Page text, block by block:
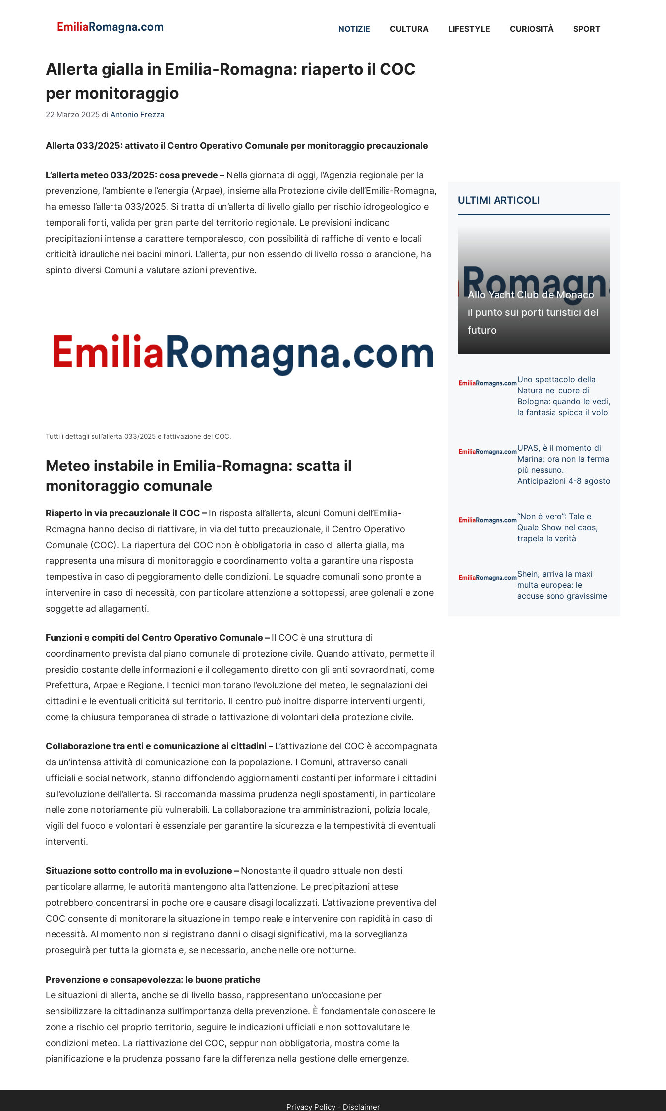
NOTIZIE CULTURA LIFESTYLE CURIOSITÀ SPORT
Allerta gialla in Emilia-Romagna: riaperto il COC
per monitoraggio
22 Marzo 2025 di Antonio Frezza
Allerta 033/2025: attivato il Centro Operativo Comunale per monitoraggio precauzionale
L’allerta meteo 033/2025: cosa prevede – Nella giornata di oggi, l’Agenzia regionale per la
prevenzione, l’ambiente e l’energia (Arpae), insieme alla Protezione civile dell’Emilia-Romagna,
ha emesso l’allerta 033/2025. Si tratta di un’allerta di livello giallo per rischio idrogeologico e
temporali forti, valida per gran parte del territorio regionale. Le previsioni indicano
precipitazioni intense a carattere temporalesco, con possibilità di raffiche di vento e locali
criticità idrauliche nei bacini minori. L’allerta, pur non essendo di livello rosso o arancione, ha
spinto diversi Comuni a valutare azioni preventive.
Tutti i dettagli sull’allerta 033/2025 e l’attivazione del COC.
Meteo instabile in Emilia-Romagna: scatta il
monitoraggio comunale
Riaperto in via precauzionale il COC – In risposta all’allerta, alcuni Comuni dell’Emilia-
Romagna hanno deciso di riattivare, in via del tutto precauzionale, il Centro Operativo
Comunale (COC). La riapertura del COC non è obbligatoria in caso di allerta gialla, ma
rappresenta una misura di monitoraggio e coordinamento volta a garantire una risposta
tempestiva in caso di peggioramento delle condizioni. Le squadre comunali sono pronte a
intervenire in caso di necessità, con particolare attenzione a sottopassi, aree golenali e zone
soggette ad allagamenti.
Funzioni e compiti del Centro Operativo Comunale – Il COC è una struttura di
coordinamento prevista dal piano comunale di protezione civile. Quando attivato, permette il
presidio costante delle informazioni e il collegamento diretto con gli enti sovraordinati, come
Prefettura, Arpae e Regione. I tecnici monitorano l’evoluzione del meteo, le segnalazioni dei
cittadini e le eventuali criticità sul territorio. Il centro può inoltre disporre interventi urgenti,
come la chiusura temporanea di strade o l’attivazione di volontari della protezione civile.
Collaborazione tra enti e comunicazione ai cittadini – L’attivazione del COC è accompagnata
da un’intensa attività di comunicazione con la popolazione. I Comuni, attraverso canali
ufficiali e social network, stanno diffondendo aggiornamenti costanti per informare i cittadini
sull’evoluzione dell’allerta. Si raccomanda massima prudenza negli spostamenti, in particolare
nelle zone notoriamente più vulnerabili. La collaborazione tra amministrazioni, polizia locale,
vigili del fuoco e volontari è essenziale per garantire la sicurezza e la tempestività di eventuali
interventi.
Situazione sotto controllo ma in evoluzione – Nonostante il quadro attuale non desti
particolare allarme, le autorità mantengono alta l’attenzione. Le precipitazioni attese
potrebbero concentrarsi in poche ore e causare disagi localizzati. L’attivazione preventiva del
COC consente di monitorare la situazione in tempo reale e intervenire con rapidità in caso di
necessità. Al momento non si registrano danni o disagi significativi, ma la sorveglianza
proseguirà per tutta la giornata e, se necessario, anche nelle ore notturne.
Prevenzione e consapevolezza: le buone pratiche
Le situazioni di allerta, anche se di livello basso, rappresentano un’occasione per
sensibilizzare la cittadinanza sull’importanza della prevenzione. È fondamentale conoscere le
zone a rischio del proprio territorio, seguire le indicazioni ufficiali e non sottovalutare le
condizioni meteo. La riattivazione del COC, seppur non obbligatoria, mostra come la
pianificazione e la prudenza possano fare la differenza nella gestione delle emergenze.
ULTIMI ARTICOLI
Allo Yacht Club de Monaco
il punto sui porti turistici del
futuro
Uno spettacolo della
Natura nel cuore di
Bologna: quando le vedi,
la fantasia spicca il volo
UPAS, è il momento di
Marina: ora non la ferma
più nessuno.
Anticipazioni 4-8 agosto
“Non è vero”: Tale e
Quale Show nel caos,
trapela la verità
Shein, arriva la maxi
multa europea: le
accuse sono gravissime
Privacy Policy- Disclaimer